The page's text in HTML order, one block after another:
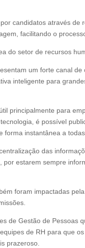
candidatos através
facilitando o
do setor de recursos
um forte canal
inteligente para
principalmente para
é possível
forma instantânea a
das
por estarem sempre
foram impactadas
de Gestão de Pessoas
de RH para que
prazeroso.